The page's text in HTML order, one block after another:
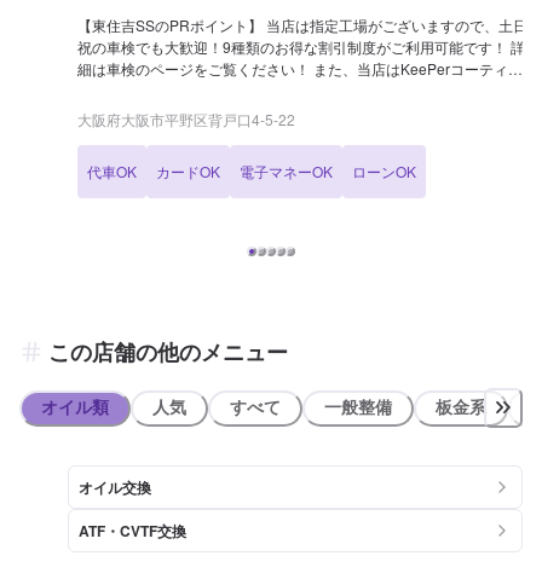
【東住吉SSのPRポイント】 当店は指定工場がございますので、土日
祝の車検でも大歓迎！9種類のお得な割引制度がご利用可能です！ 詳
細は車検のページをご覧ください！ また、当店はKeePerコーティン
店にご依頼ください！ 【営業時間】 [メンテナンス受付時間] 月~土 ：
9:00~18:00 日・祝：9:00~17:00 [給油営業時間] 月~土 ：7:00~20:00
アプリ会員になるとガソリンが10円引きです！ 【サービスルームの
詳細】 ・椅子 ・トイレ ・ゴミ箱 ・自販機 ・喫煙室 のご用意がござ
ざいます。大阪市立平野西小学校の近くです。 また、南港通りの平野
大阪府大阪市平野区背戸口4-5-22
代車OK カードOK 電子マネーOK ローンOK
この店舗の他のメニュー
オイル類 人気 すべて 一般整備 板金系
オイル交換
ATF・CVTF交換